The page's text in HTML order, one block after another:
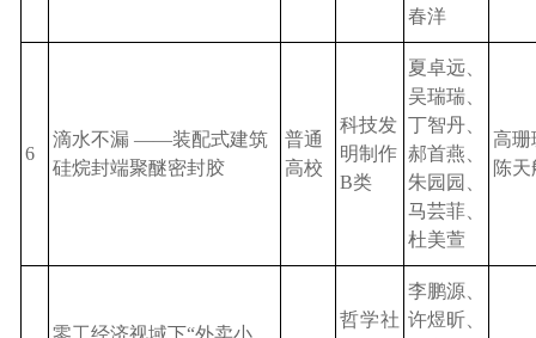
春洋
6
滴水不漏 ——装配式建筑
硅烷封端聚醚密封胶
普通
高校
科技发
明制作
B类
夏卓远、
吴瑞瑞、
丁智丹、
郝首燕
朱园园、
马芸菲、
杜美萱
高珊
陈天
零工经济视域下“外卖小
哲学社
李鹏源、
许煜昕、